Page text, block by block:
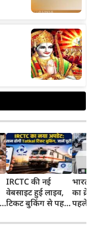
IRCTC की नई
वेबसाइट हुई लाइव,
टिकट बुकिंग से पहले
काम, जानें पूरा
भारत
का
पहले
और